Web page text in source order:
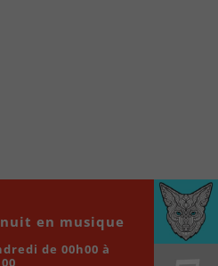
accessibles en un clic!
00:00
en musique
de 00h00 à